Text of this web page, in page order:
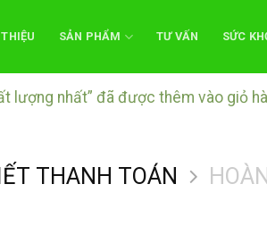
SẢN PHẨM TƯ VẤN SỨC
lượng nhất” đã được thêm vào giỏ
THANH TOÁN